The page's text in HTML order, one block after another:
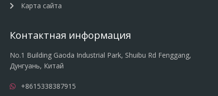
Карта сайта
Контактная информация
No.1 Building Gaoda Industrial Park, Shuibu Rd Fenggang,
Дунгуань, Китай
+8615338387915